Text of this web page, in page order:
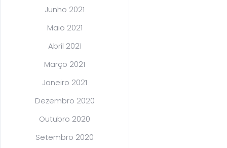
Junho 2021
Maio 2021
Abril 2021
Março 2021
Janeiro 2021
Dezembro 2020
Outubro 2020
Setembro 2020